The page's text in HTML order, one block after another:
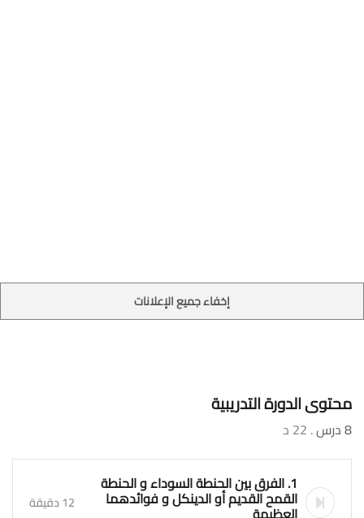
إخفاء جميع الإعلانات
محتوى الدورة التدريبية
8 درس . 22 د
1. الفرق بين الحنطة السوداء و الحنطة
القمح القديم أو الدينكل و فوائدهما 12 دقيقة